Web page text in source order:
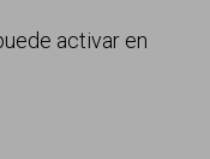
activar en